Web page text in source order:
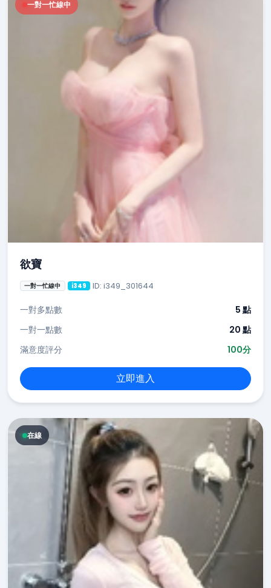
一對一忙線中
欲寶
一對一忙線中 i349 ID: i349_301644
一對多點數
5 點
一對一點數
20 點
滿意度評分
100分
立即進入
在線